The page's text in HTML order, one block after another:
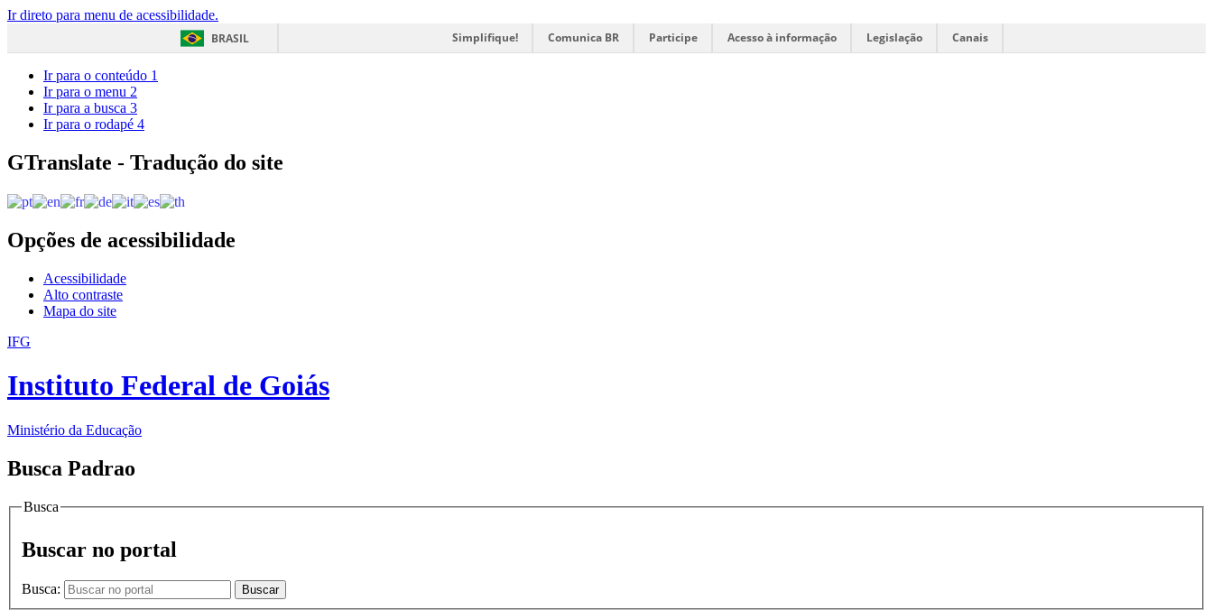
Ir direto para menu de acessibilidade.
BRASIL
Simplifique! Comunica BR Participe Acesso à informação Legislação Canais
Ir para o conteúdo 1
Ir para o menu 2
Ir para a busca 3
Ir para o rodapé 4
GTranslate - Tradução do site
Opções de acessibilidade
Acessibilidade
Alto contraste
Mapa do site
IFG
Instituto Federal de Goiás
Ministério da Educação
Busca Padrao
Busca
Buscar no portal
Busca: Buscar